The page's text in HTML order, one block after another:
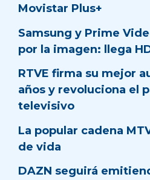
Movistar Plus+
Samsung y Prime
por la imagen: llega
RTVE firma su mejor
años y revoluciona el
televisivo
La popular cadena
de vida
DAZN seguirá